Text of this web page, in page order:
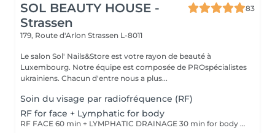
SOL BEAUTY HOUSE -
Strassen
83
179, Route d'Arlon Strassen L-8011
Le salon Sol' Nails&Store est votre rayon de beauté à
Luxembourg. Notre équipe est composée de PROspécialistes
ukrainiens. Chacun d'entre nous a plus...
Soin du visage par radiofréquence (RF)
RF for face + Lymphatic for body
RF FACE 60 min + LYMPHATIC DRAINAGE 30 min for body Your face lifts. Your body drains. Two systems working together to provide the full experience.